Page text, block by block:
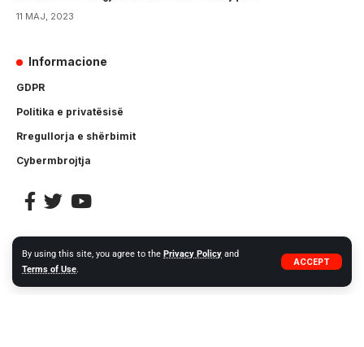
By using this site, you agree to the Privacy Policy and
Terms of Use.
ACCEPT
11 MAJ, 2023
Informacione
GDPR
Politika e privatësisë
Rregullorja e shërbimit
Cybermbrojtja
BG – Bulgarian CS – Czech DA – Danish
DE – German